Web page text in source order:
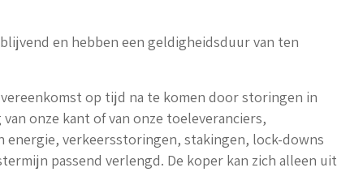
en hebben een geldigheidsduur van ten
op tijd na te komen door storingen in
onze kant of van onze toeleveranciers,
energie, verkeersstoringen, stakingen, lock-downs
passend verlengd. De koper kan zich alleen uit